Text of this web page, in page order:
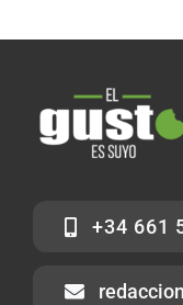
+34 661